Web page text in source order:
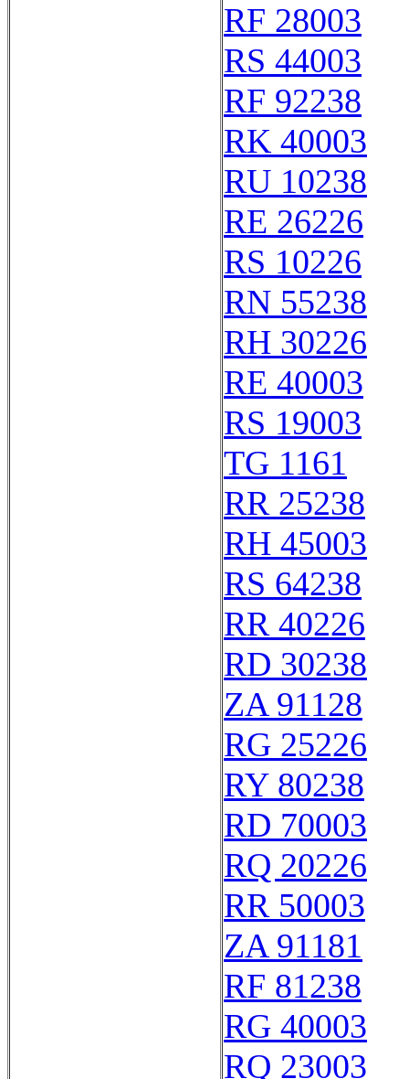
RF 28003
RS 44003
RF 92238
RK 40003
RU 10238
RE 26226
RS 10226
RN 55238
RH 30226
RE 40003
RS 19003
TG 1161
RR 25238
RH 45003
RS 64238
RR 40226
RD 30238
ZA 91128
RG 25226
RY 80238
RD 70003
RQ 20226
RR 50003
ZA 91181
RF 81238
RG 40003
RQ 23003